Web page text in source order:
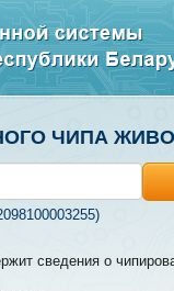
ЧИПА
сведения о